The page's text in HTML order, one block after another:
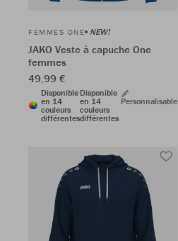
FEMMES ONE NEW!
JAKO Veste à capuche One
femmes
49,99 €
Disponible
en 14
couleurs
différentes
Disponible
en 14
couleurs
différentes
Personnalisable